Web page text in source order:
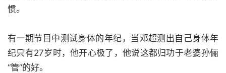
惯。
有一期节目中测试身体的年纪，当邓超测出自己身体年
纪只有27岁时，他开心极了，他说这都归功于老婆孙俪
“管”的好。